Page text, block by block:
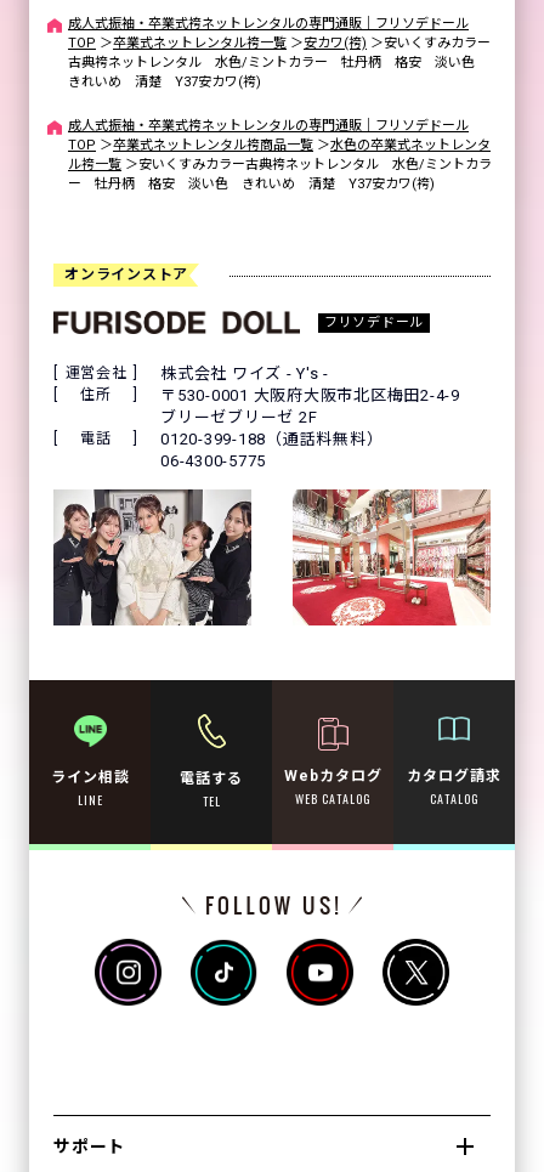
成人式振袖・卒業式袴ネットレンタルの専門通販｜フリソデドール
TOP ＞卒業式ネットレンタル袴一覧 ＞安カワ(袴) ＞安いくすみカラー
古典袴ネットレンタル 水色/ミントカラー 牡丹柄 格安 淡い色
きれいめ 清楚 Y37安カワ(袴)
成人式振袖・卒業式袴ネットレンタルの専門通販｜フリソデドール
TOP ＞卒業式ネットレンタル袴商品一覧 ＞水色の卒業式ネットレンタ
ル袴一覧 ＞安いくすみカラー古典袴ネットレンタル 水色/ミントカラ
ー 牡丹柄 格安 淡い色 きれいめ 清楚 Y37安カワ(袴)
オンラインストア
フリソデドール
運営会社 株式会社 ワイズ - Y's -
住所
〒530-0001 大阪府大阪市北区梅田2-4-9
ブリーゼブリーゼ 2F
電話
0120-399-188（通話料無料）
06-4300-5775
ライン相談
LINE
電話する
TEL
Webカタログ
WEB CATALOG
カタログ請求
CATALOG
サポート